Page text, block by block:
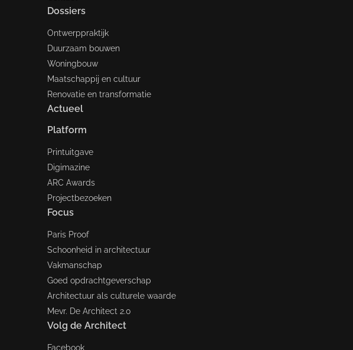
Dossiers
Ontwerppraktijk
Duurzaam bouwen
Woningbouw
Maatschappij en cultuur
Renovatie en transformatie
Actueel
Platform
Printuitgave
Digimazine
ARC Awards
Projectbezoeken
Focus
Paris Proof
Schoonheid in architectuur
Vakmanschap
Goed opdrachtgeverschap
Architectuur als culturele waarde
Mevr. De Architect 2.0
Volg de Architect
Facebook